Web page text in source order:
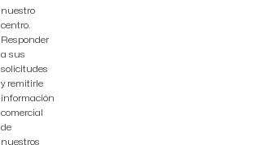
nuestro
centro.
Responder
a sus
solicitudes
y remitirle
información
comercial
de
nuestros